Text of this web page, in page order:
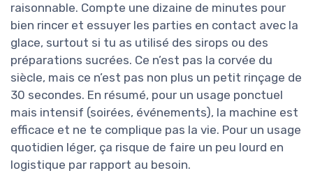
raisonnable. Compte une dizaine de minutes pour
bien rincer et essuyer les parties en contact avec la
glace, surtout si tu as utilisé des sirops ou des
préparations sucrées. Ce n’est pas la corvée du
siècle, mais ce n’est pas non plus un petit rinçage de
30 secondes. En résumé, pour un usage ponctuel
mais intensif (soirées, événements), la machine est
efficace et ne te complique pas la vie. Pour un usage
quotidien léger, ça risque de faire un peu lourd en
logistique par rapport au besoin.